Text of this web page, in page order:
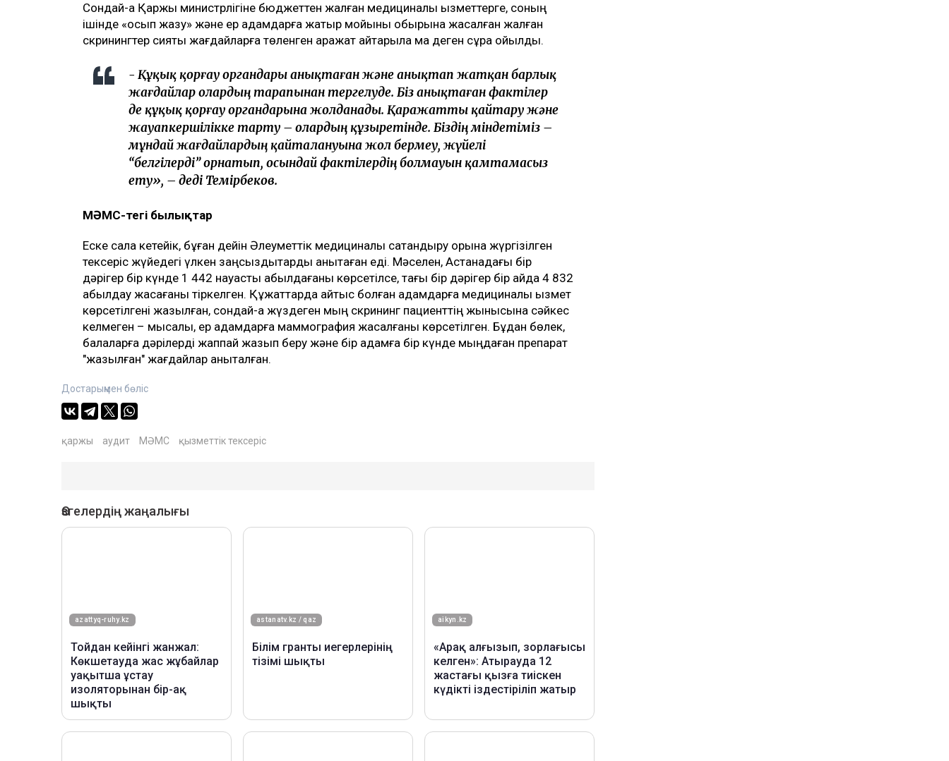
Сондай-ақ Қаржы министрлігіне бюджеттен жалған медициналық қызметтерге, соның
ішінде «қосып жазу» және ер адамдарға жатыр мойыны обырына жасалған жалған
скринингтер сияқты жағдайларға төленген қаражат қайтарыла ма деген сұрақ қойылды.
- Құқық қорғау органдары анықтаған және анықтап жатқан барлық
жағдайлар олардың тарапынан тергелуде. Біз анықтаған фактілер
де құқық қорғау органдарына жолданады. Қаражатты қайтару және
жауапкершілікке тарту – олардың құзыретінде. Біздің міндетіміз –
мұндай жағдайлардың қайталануына жол бермеу, жүйелі
“белгілерді” орнатып, осындай фактілердің болмауын қамтамасыз
ету», – деді Темірбеков.
МӘМС-тегі былықтар
Еске сала кетейік, бұған дейін Әлеуметтік медициналық сақтандыру қорына жүргізілген
тексеріс жүйедегі үлкен заңсыздықтарды анықтаған еді. Мәселен, Астанадағы бір
дәрігер бір күнде 1 442 науқасты қабылдағаны көрсетілсе, тағы бір дәрігер бір айда 4 832
қабылдау жасағаны тіркелген. Құжаттарда қайтыс болған адамдарға медициналық қызмет
көрсетілгені жазылған, сондай-ақ жүздеген мың скрининг пациенттің жынысына сәйкес
келмеген – мысалы, ер адамдарға маммография жасалғаны көрсетілген. Бұдан бөлек,
балаларға дәрілерді жаппай жазып беру және бір адамға бір күнде мыңдаған препарат
"жазылған" жағдайлар анықталған.
Достарыңмен бөліс
қаржы аудит МӘМС қызметтік тексеріс